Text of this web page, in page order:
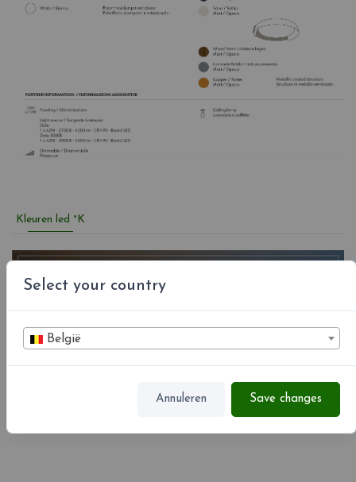
Select your country
België
Annuleren Save changes
Kleuren led °K